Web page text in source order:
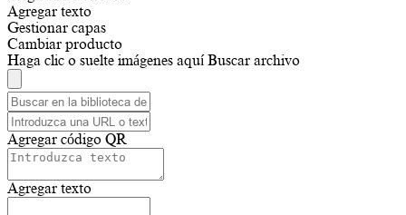
Agregar texto
Gestionar capas
Cambiar producto
Haga clic o suelte imágenes aquí Buscar archivo
Agregar código QR
Agregar texto